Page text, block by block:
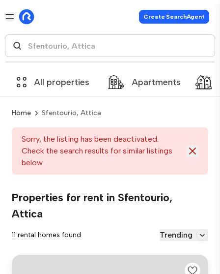
Create SearchAgent
All properties Apartments
Home Sfentourio, Attica
Sorry, the listing has been deactivated.
Check the search results for similar listings
below
Properties for rent in Sfentourio,
Attica
11 rental homes found Trending